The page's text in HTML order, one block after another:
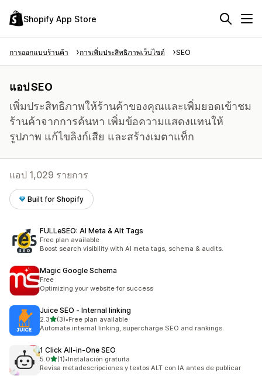
Shopify App Store
การออกแบบร้านค้า การเพิ่มประสิทธิภาพเว็บไซต์ SEO
แอป SEO
เพิ่มประสิทธิภาพให้ร้านค้าของคุณและเพิ่มยอดเข้าชม
ร้านค้าจากการค้นหา เพิ่มข้อความแสดงแทนให้
รูปภาพ แก้ไขลิงก์เสีย และสร้างเมตาแท็ก
แอป 1,029 รายการ
Built for Shopify
FULLeSEO: AI Meta & Alt Tags
Free plan available
Boost search visibility with AI meta tags, schema & audits.
Magic Google Schema
Free
Optimizing your website for success
Juice SEO ‑ Internal linking
2.3เต็ม 5 ดาว
(3)
ทั้งหมด 3 รีวิว
•Free plan available
Automate internal linking, supercharge SEO and rankings.
1 Click All‑in‑One SEO
5.0เต็ม 5 ดาว
(1)
ทั้งหมด 1 รีวิว
•Instalación gratuita
Revisa metadescripciones y textos ALT con IA antes de publicar